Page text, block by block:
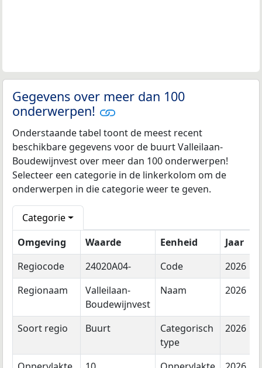
Gegevens over meer dan 100
onderwerpen!
Onderstaande tabel toont de meest recent
beschikbare gegevens voor de buurt Valleilaan-
Boudewijnvest over meer dan 100 onderwerpen!
Selecteer een categorie in de linkerkolom om de
onderwerpen in die categorie weer te geven.
Categorie
Omgeving
Waarde Eenheid
Jaar
Regiocode
24020A04- Code
2026
Regionaam
Valleilaan-
Boudewijnvest
Naam 2026
Soort regio Buurt
Categorisch
type
2026